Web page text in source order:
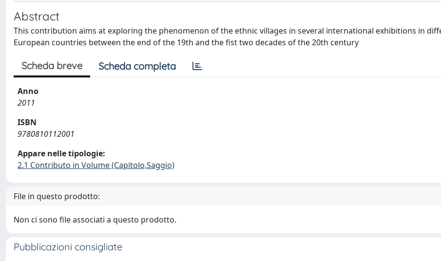
Abstract
This contribution aims at exploring the phenomenon of the ethnic villages in several international exhibitions in
European countries between the end of the 19th and the fist two decades of the 20th century
Scheda breve Scheda completa
Anno
2011
ISBN
9780810112001
Appare nelle tipologie:
2.1 Contributo in Volume (Capitolo,Saggio)
File in questo prodotto:
Non ci sono file associati a questo prodotto.
Pubblicazioni consigliate